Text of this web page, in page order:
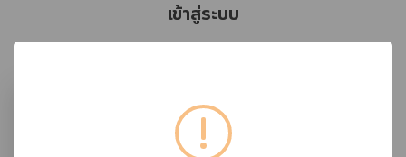
เข้าสู่ระบบ
เข้าสู่ระบบด้วย Google